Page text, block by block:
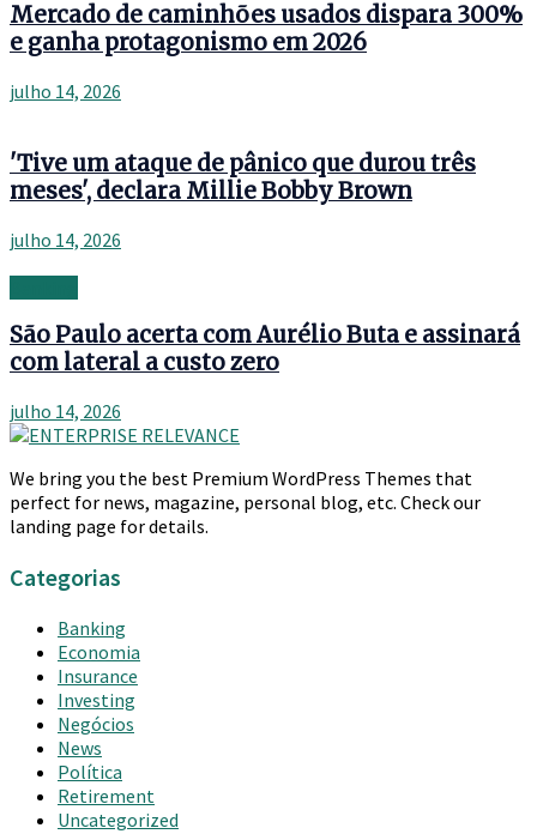
Mercado de caminhões usados dispara 300%
e ganha protagonismo em 2026
julho 14, 2026
'Tive um ataque de pânico que durou três
meses', declara Millie Bobby Brown
julho 14, 2026
São Paulo acerta com Aurélio Buta e assinará
com lateral a custo zero
julho 14, 2026
We bring you the best Premium WordPress Themes that
perfect for news, magazine, personal blog, etc. Check our
landing page for details.
Categorias
Banking
Economia
Insurance
Investing
Negócios
News
Política
Retirement
Uncategorized